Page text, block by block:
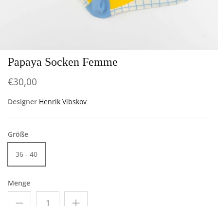
Papaya Socken Femme
€30,00
Designer Henrik Vibskov
Größe
36 - 40
Menge